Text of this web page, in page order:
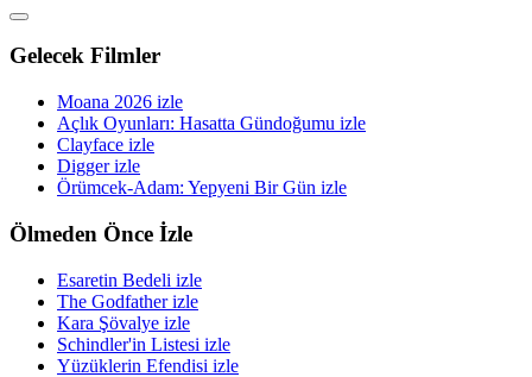
Gelecek Filmler
Moana 2026 izle
Açlık Oyunları: Hasatta Gündoğumu izle
Clayface izle
Digger izle
Örümcek-Adam: Yepyeni Bir Gün izle
Ölmeden Önce İzle
Esaretin Bedeli izle
The Godfather izle
Kara Şövalye izle
Schindler'in Listesi izle
Yüzüklerin Efendisi izle